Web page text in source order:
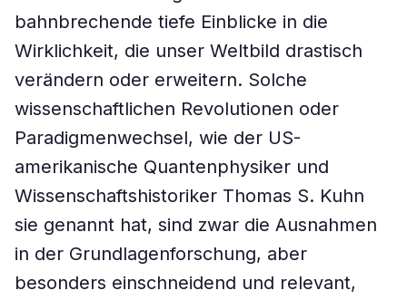
bahnbrechende tiefe Einblicke in die
Wirklichkeit, die unser Weltbild drastisch
verändern oder erweitern. Solche
wissenschaftlichen Revolutionen oder
Paradigmenwechsel, wie der US-
amerikanische Quantenphysiker und
Wissenschaftshistoriker Thomas S. Kuhn
sie genannt hat, sind zwar die Ausnahmen
in der Grundlagenforschung, aber
besonders einschneidend und relevant,